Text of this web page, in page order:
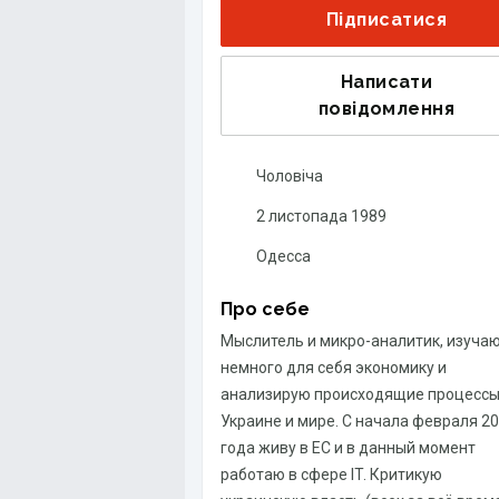
Підписатися
Написати
повідомлення
Чоловіча
2 листопада 1989
Одесса
Про себе
Мыслитель и микро-аналитик, изучаю
немного для себя экономику и
анализирую происходящие
Украине и мире. С начала февраля
года живу в ЕС и в данный момент
работаю в сфере IT. Критикую